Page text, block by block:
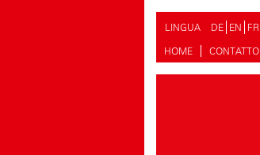
LINGUA DE EN FR
HOME
CONTATTO